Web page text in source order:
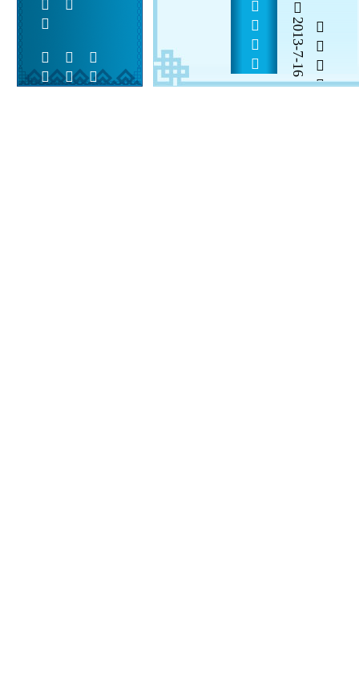
  
2013-7-16